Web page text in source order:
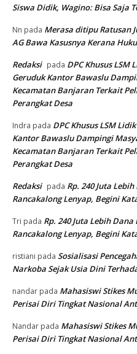
Siswa Didik, Wagino: Bisa Saja
Nn pada Merasa ditipu Ratusan
AG Bawa Kasusnya Kerana
Redaksi pada DPC Khusus
Geruduk Kantor Bawaslu
Kecamatan Banjaran Terkait
Perangkat Desa
Indra pada DPC Khusus LSM
Kantor Bawaslu Dampingi
Kecamatan Banjaran Terkait
Perangkat Desa
Redaksi pada Rp. 240 Juta
Rancakalong Lenyap, Begini
Tri pada Rp. 240 Juta Lebih
Rancakalong Lenyap, Begini
ristiani pada Sosialisasi
Narkoba Sejak Usia Dini
nandar pada Mahasiswi Stikes
Perisai Diri Tingkat Nasional
Nandar pada Mahasiswi Stikes
Perisai Diri Tingkat Nasional